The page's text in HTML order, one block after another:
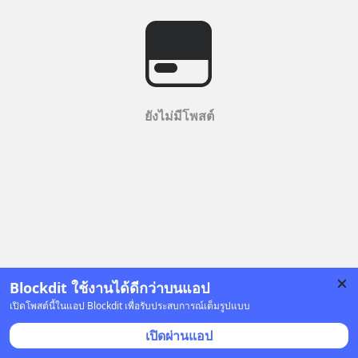
Blockdit ใช้งานได้ดีกว่าบนแอป
เปิดโพสต์นี้ในแอป Blockdit เพื่อรับประสบการณ์เต็มรูปแบบ
เปิดผ่านแอป
ยังไม่มีโพสต์